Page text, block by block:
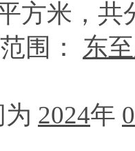
方米，共
围： 东
2024年